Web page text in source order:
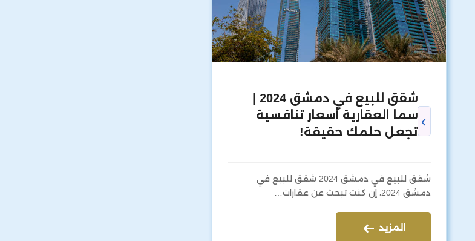
سما العقارية أسعار تنافسية
تجعل حلمك حقيقة!
شقق للبيع في دمشق 2024 شقق للبيع في
دمشق 2024، إن كنت تبحث عن عقارات…
المزيد